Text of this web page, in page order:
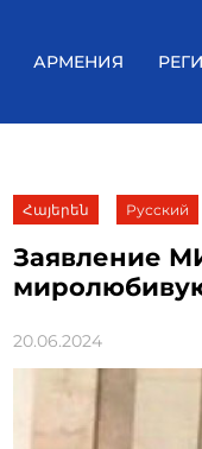
АРМЕНИЯ
Հայերեն Русский
Заявление
20.06.2024